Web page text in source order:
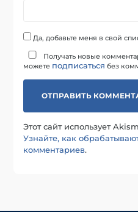
Да, добавьте меня в свой
Получать новые
можете подписаться без
Этот сайт использует
Узнайте, как
комментариев.